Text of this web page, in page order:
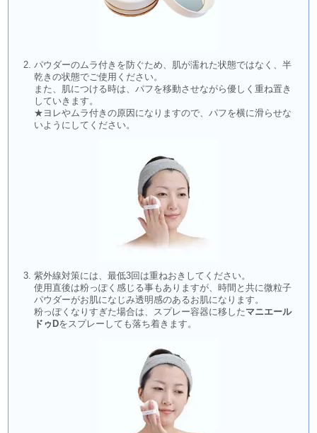
パウダーのムラ付きを防ぐため、肌が濡れた状態ではなく、半
乾きの状態でご使用ください。
また、肌につける時は、パフを移動させながら優しく重ね置き
していきます。
★ヨレやムラ付きの原因になりますので、パフを横に滑らせな
いようにしてください。
紫外線対策には、最低3回は重ねおきしてください。
使用直後は粉っぽく感じる事もありますが、時間と共に微粒子
パウダーがお肌になじみ透明感のあるお肌になります。
粉っぽくなりすぎた場合は、スプレー容器に移したマニエール
ドゥDをスプレーしても落ち着きます。